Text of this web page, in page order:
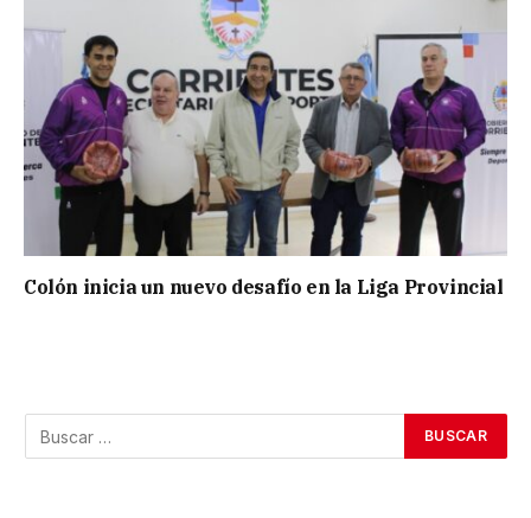
Colón inicia un nuevo desafío en la Liga Provincial